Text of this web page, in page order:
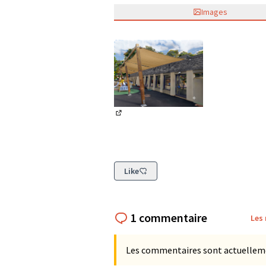
Images
Like
1 commentaire
Les commentaires sont